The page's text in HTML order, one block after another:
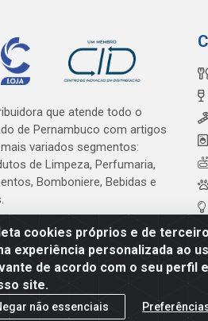
cookies próprios e de
experiência personalizada ao
de acordo com o seu perfil
site.
não essenciais
que atende todo o
de Pernambuco com artigos
variados segmentos:
de Limpeza, Perfumaria,
Bomboniere, Bebidas e
Cardeal Distribuidora -